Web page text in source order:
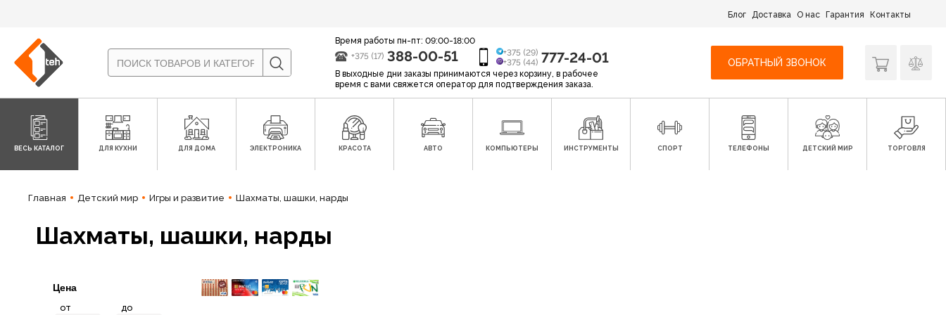
Блог Доставка О нас Гарантия Контакты
Время работы пн-пт: 09:00-18:00
+375 (17) 388-00-51
+375 (29)
+375 (44) 777-24-01
В выходные дни заказы принимаются через корзину, в рабочее
время с вами свяжется оператор для подтверждения заказа.
ОБРАТНЫЙ ЗВОНОК
ВЕСЬ КАТАЛОГ ДЛЯ КУХНИ ДЛЯ ДОМА ЭЛЕКТРОНИКА КРАСОТА АВТО КОМПЬЮТЕРЫ ИНСТРУМЕНТЫ СПОРТ ТЕЛЕФОНЫ ДЕТСКИЙ МИР ТОРГОВЛЯ
Главная Детский мир Игры и развитие Шахматы, шашки, нарды
Шахматы, шашки, нарды
Цена
от до